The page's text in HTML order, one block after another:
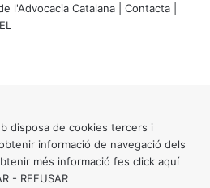
l'Advocacia Catalana | Contacta
disposa de cookies tercers i
informació de navegació dels
més informació fes click aquí
- REFUSAR